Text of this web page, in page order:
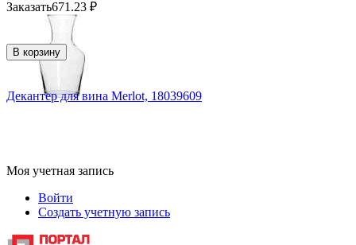
Заказать671.23 ₽
В корзину
Декантер для вина Merlot, 18039609
Моя учетная запись
Войти
Создать учетную запись